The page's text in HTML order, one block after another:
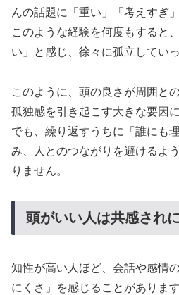
んの話題に「重い」「考えすぎ
このような経験を何度もすると
い」と感じ、徐々に孤立してい
このように、頭の良さが周囲と
孤独感を引き起こす大きな要因
でも、繰り返すうちに「誰にも
み、人とのつながりを避けるよ
りません。
頭がいい人は共感され
知性が高い人ほど、会話や感情
にくさ」を感じることがありま